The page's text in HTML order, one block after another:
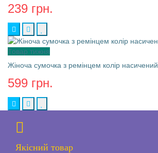
239 грн.
Товар тижня
Жіноча сумочка з ремінцем колір
599 грн.
Якісний товар